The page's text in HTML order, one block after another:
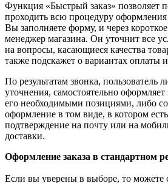
Функция «Быстрый заказ» позволяет
проходить всю процедуру оформления
Вы заполняете форму, и через
менеджер магазина. Он уточнит все
на вопросы, касающиеся качества
также подскажет о вариантах оплаты
По результатам звонка, пользователь
уточнения, самостоятельно оформляет
его необходимыми позициями, либо
оформление в том виде, в котором
подтверждение на почту или на
доставки.
Оформление заказа в стандартном
Если вы уверены в выборе, то можете